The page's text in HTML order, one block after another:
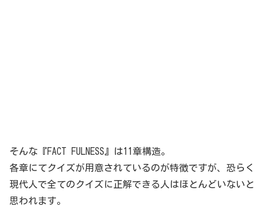
そんな『FACT FULNESS』は11章構造。
各章にてクイズが用意されているのが特徴ですが、恐らく
現代人で全てのクイズに正解できる人はほとんどいないと
思われます。